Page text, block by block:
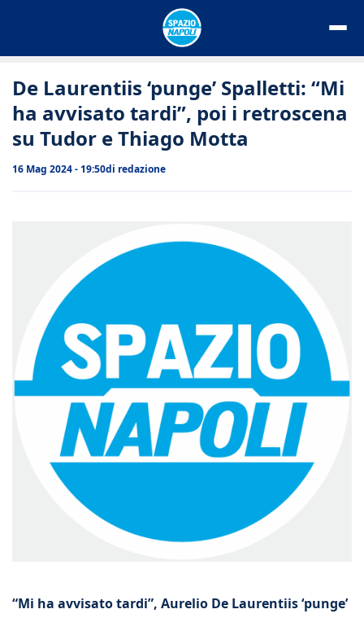
De Laurentiis ‘punge’ Spalletti: “Mi
ha avvisato tardi”, poi i retroscena
su Tudor e Thiago Motta
16 Mag 2024 - 19:50di redazione
“Mi ha avvisato tardi”, Aurelio De Laurentiis ‘punge’